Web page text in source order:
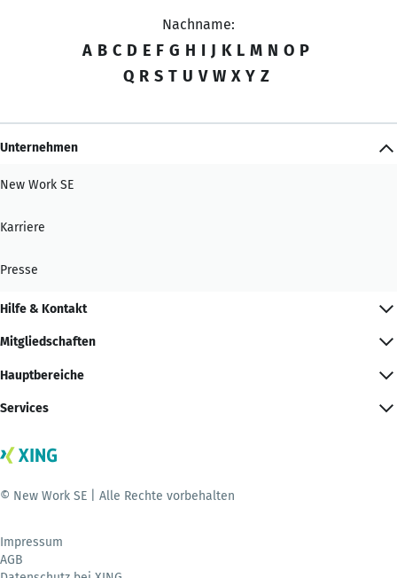
Nachname:
A B C D E F G H I J K L M N O P
Q R S T U V W X Y Z
Unternehmen
New Work SE
Karriere
Presse
Hilfe & Kontakt
Mitgliedschaften
Hauptbereiche
Services
© New Work SE | Alle Rechte vorbehalten
Impressum
AGB